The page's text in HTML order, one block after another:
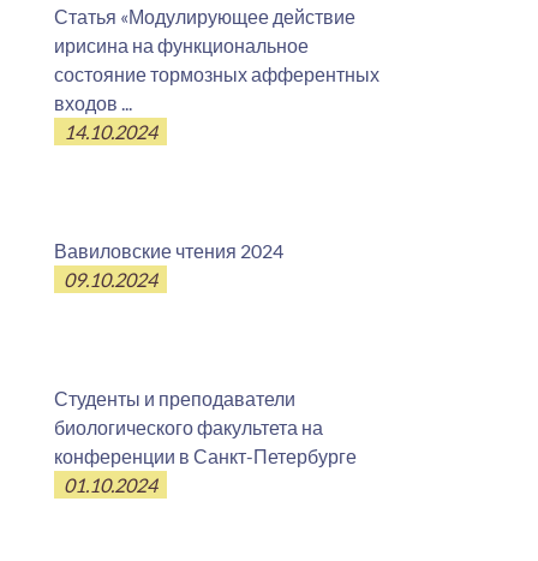
Статья «Модулирующее действие
ирисина на функциональное
состояние тормозных афферентных
входов ...
14.10.2024
Вавиловские чтения 2024
09.10.2024
Студенты и преподаватели
биологического факультета на
конференции в Санкт-Петербурге
01.10.2024